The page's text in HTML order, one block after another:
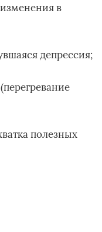
в
депрессия;
полезных